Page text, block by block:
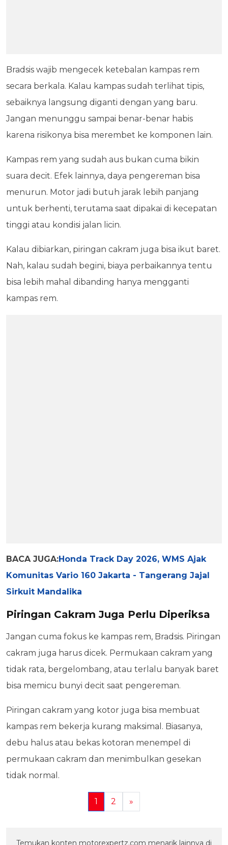
Bradsis wajib mengecek ketebalan kampas rem
secara berkala. Kalau kampas sudah terlihat tipis,
sebaiknya langsung diganti dengan yang baru.
Jangan menunggu sampai benar-benar habis
karena risikonya bisa merembet ke komponen lain.
Kampas rem yang sudah aus bukan cuma bikin
suara decit. Efek lainnya, daya pengereman bisa
menurun. Motor jadi butuh jarak lebih panjang
untuk berhenti, terutama saat dipakai di kecepatan
tinggi atau kondisi jalan licin.
Kalau dibiarkan, piringan cakram juga bisa ikut baret.
Nah, kalau sudah begini, biaya perbaikannya tentu
bisa lebih mahal dibanding hanya mengganti
kampas rem.
BACA JUGA:Honda Track Day 2026, WMS Ajak
Komunitas Vario 160 Jakarta - Tangerang Jajal
Sirkuit Mandalika
Piringan Cakram Juga Perlu Diperiksa
Jangan cuma fokus ke kampas rem, Bradsis. Piringan
cakram juga harus dicek. Permukaan cakram yang
tidak rata, bergelombang, atau terlalu banyak baret
bisa memicu bunyi decit saat pengereman.
Piringan cakram yang kotor juga bisa membuat
kampas rem bekerja kurang maksimal. Biasanya,
debu halus atau bekas kotoran menempel di
permukaan cakram dan menimbulkan gesekan
tidak normal.
1 2 »
Temukan konten motorexpertz.com menarik lainnya di